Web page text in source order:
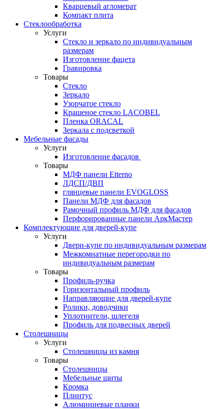
Кварцевый агломерат
Компакт плита
Стеклообработка
Услуги
Стекло и зеркало по индивидуальным
размерам
Изготовление фацета
Гравировка
Товары
Стекло
Зеркало
Узорчатое стекло
Крашеное стекло LACOBEL
Пленка ORACAL
Зеркала с подсветкой
Мебельные фасады
Услуги
Изготовление фасадов
Товары
МДФ панели Etterno
ЛДСП/ДВП
глянцевые панели EVOGLOSS
Панели МДФ для фасадов
Рамочный профиль МДФ для фасадов
Перфорированные панели АркМастер
Комплектующие для дверей-купе
Услуги
Двери-купе по индивидуальным размерам
Межкомнатные перегородки по
индивидуальным размерам
Товары
Профиль-ручка
Горизонтальный профиль
Направляющие для дверей-купе
Ролики, доводчики
Уплотнители, шлегеля
Профиль для подвесных дверей
Столешницы
Услуги
Столешницы из камня
Товары
Столешницы
Мебельные щиты
Кромка
Плинтус
Алюминиевые планки